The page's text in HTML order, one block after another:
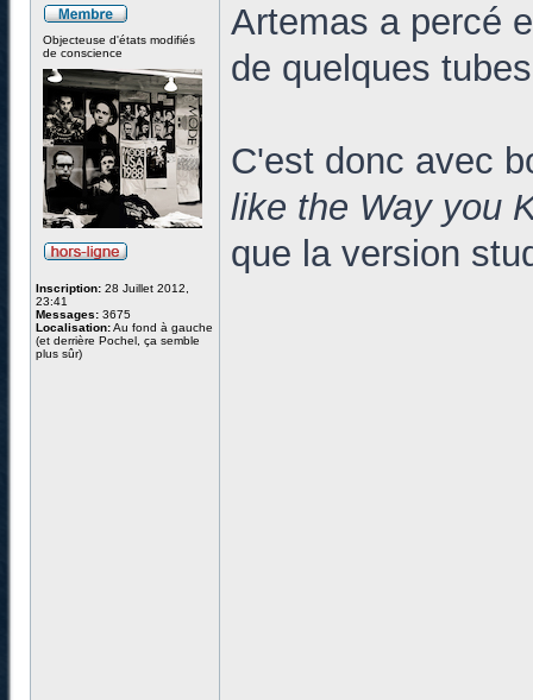
Objecteuse d'états modifiés
de conscience
Inscription: 28 Juillet 2012,
23:41
Messages: 3675
Localisation:Au fond à gauche
(et derrière Pochel, ça semble
plus sûr)
Artemas a percé
de quelques
C'est donc avec
like the Way you
que la version